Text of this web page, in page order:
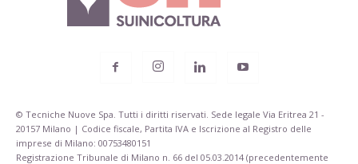
© Tecniche Nuove Spa. Tutti i diritti riservati. Sede legale Via Eritrea 21 -
20157 Milano | Codice fiscale, Partita IVA e Iscrizione al Registro delle
imprese di Milano: 00753480151
Registrazione Tribunale di Milano n. 66 del 05.03.2014 (precedentemente